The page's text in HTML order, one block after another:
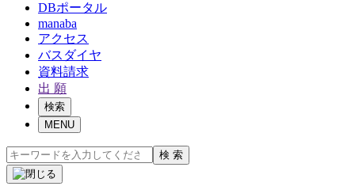
DBポータル
manaba
アクセス
バスダイヤ
資料請求
出 願
検索
MENU
検 索